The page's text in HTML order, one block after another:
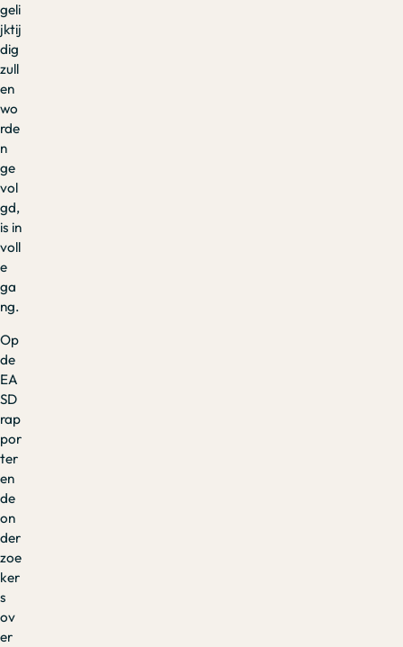
geli
jktij
dig
zull
en
wo
rde
n
ge
vol
gd,
is in
voll
e
ga
ng.
Op
de
EA
SD
rap
por
ter
en
de
on
der
zoe
ker
s
ov
er